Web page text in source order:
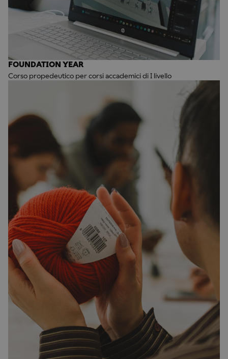
FOUNDATION YEAR
Corso propedeutico per corsi accademici di I livello